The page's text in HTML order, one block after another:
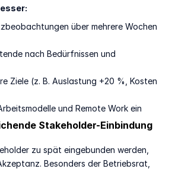
über mehrere Wochen
nach Bedürfnissen und
Ziele (z. B. Auslastung +20 %, Kosten
und Remote Work ein
Stakeholder-Einbindung
zu spät eingebunden werden,
Besonders der Betriebsrat,